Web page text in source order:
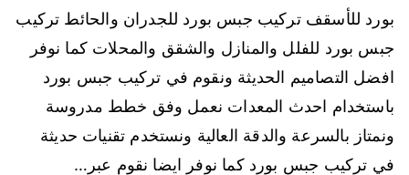
بورد للأسقف تركيب جبس بورد للجدران والحائط تركيب
جبس بورد للفلل والمنازل والشقق والمحلات كما نوفر
افضل التصاميم الحديثة ونقوم في تركيب جبس بورد
باستخدام احدث المعدات نعمل وفق خطط مدروسة
ونمتاز بالسرعة والدقة العالية ونستخدم تقنيات حديثة
في تركيب جبس بورد كما نوفر ايضا نقوم عبر…